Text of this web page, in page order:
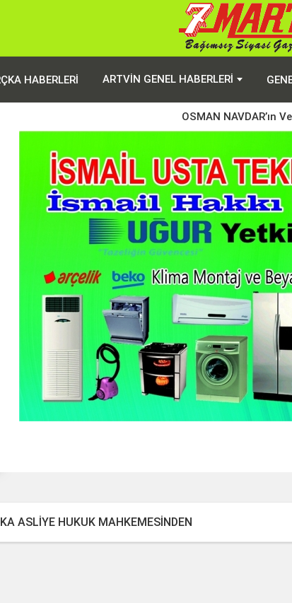
HABERLERI ARTVIN GENEL HABERLERI
OSMAN NAVDAR’ın
ASLİYE HUKUK MAHKEMESİNDEN